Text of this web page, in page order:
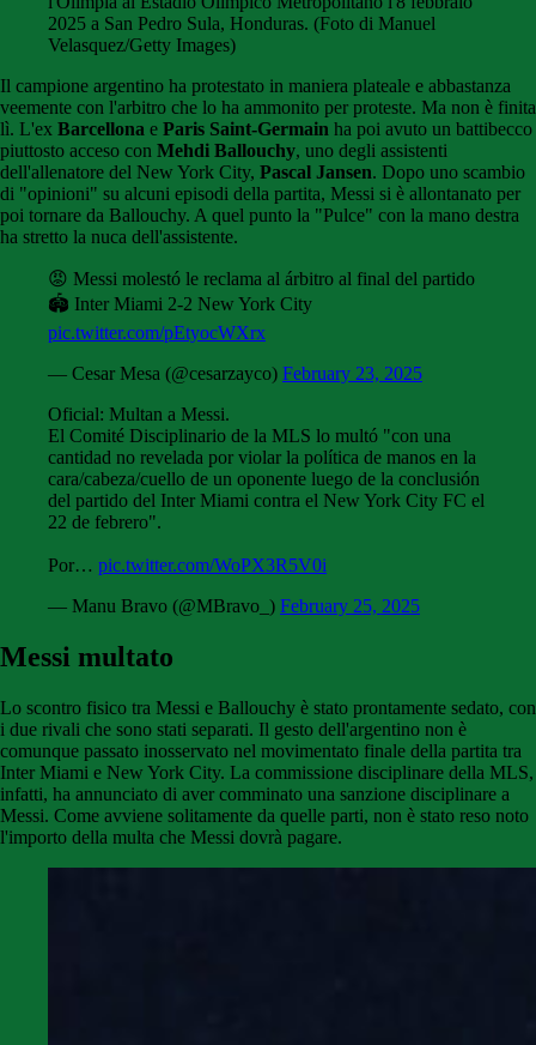
2025 a San Pedro Sula, Honduras. (Foto di Manuel
Velasquez/Getty Images)
Il campione argentino ha protestato in maniera plateale e abbastanza
veemente con l'arbitro che lo ha ammonito per proteste. Ma non è finita
lì. L'ex Barcellona e Paris Saint-Germain ha poi avuto un battibecco
piuttosto acceso con Mehdi Ballouchy, uno degli assistenti
dell'allenatore del New York City, Pascal Jansen. Dopo uno scambio
di "opinioni" su alcuni episodi della partita, Messi si è allontanato per
poi tornare da Ballouchy. A quel punto la "Pulce" con la mano destra
ha stretto la nuca dell'assistente.
😡 Messi molestó le reclama al árbitro al final del partido
🏟️ Inter Miami 2-2 New York City
pic.twitter.com/pEtyocWXrx
— Cesar Mesa (@cesarzayco) February 23, 2025
Oficial: Multan a Messi.
El Comité Disciplinario de la MLS lo multó "con una
cantidad no revelada por violar la política de manos en la
cara/cabeza/cuello de un oponente luego de la conclusión
del partido del Inter Miami contra el New York City FC el
22 de febrero".
Por… pic.twitter.com/WoPX3R5V0i
— Manu Bravo (@MBravo_) February 25, 2025
Messi multato
Lo scontro fisico tra Messi e Ballouchy è stato prontamente sedato, con
i due rivali che sono stati separati. Il gesto dell'argentino non è
comunque passato inosservato nel movimentato finale della partita tra
Inter Miami e New York City. La commissione disciplinare della MLS,
infatti, ha annunciato di aver comminato una sanzione disciplinare a
Messi. Come avviene solitamente da quelle parti, non è stato reso noto
l'importo della multa che Messi dovrà pagare.